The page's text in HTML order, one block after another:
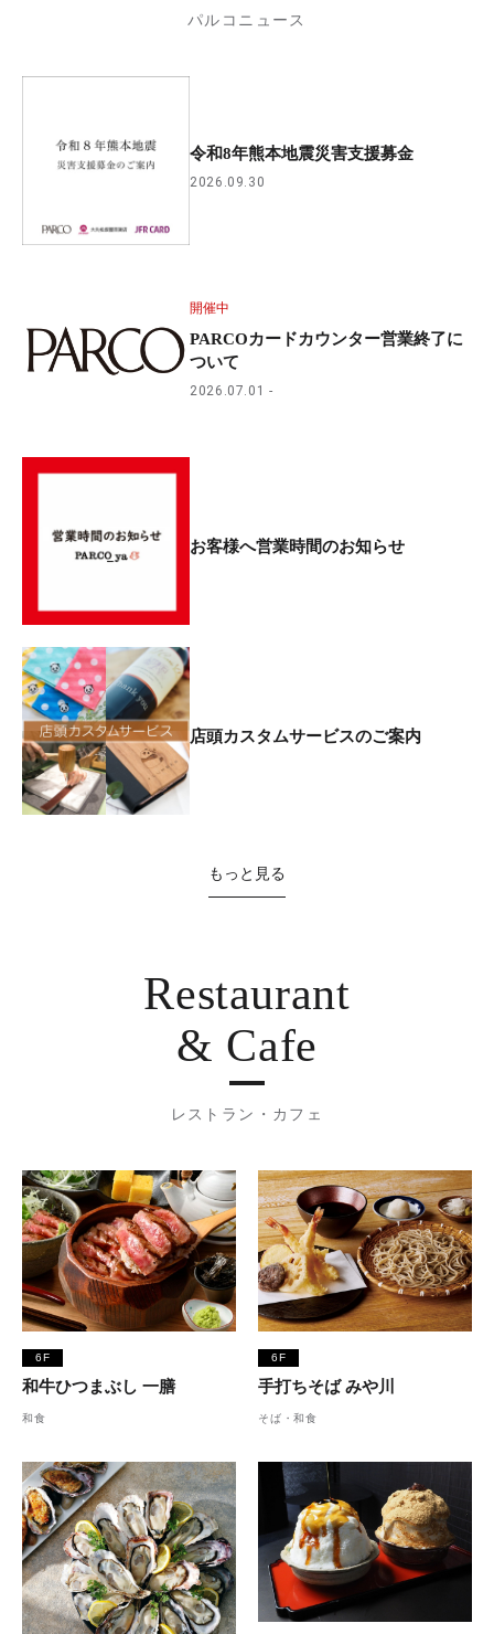
パルコニュース
令和8年熊本地震災害支援募金
2026.09.30
開催中
PARCOカードカウンター営業終了に
ついて
2026.07.01
お客様へ営業時間のお知らせ
店頭カスタムサービスのご案内
もっと見る
Restaurant
& Cafe
レストラン・カフェ
6F
和牛ひつまぶし 一膳
和食
6F
手打ちそば みや川
そば・和食